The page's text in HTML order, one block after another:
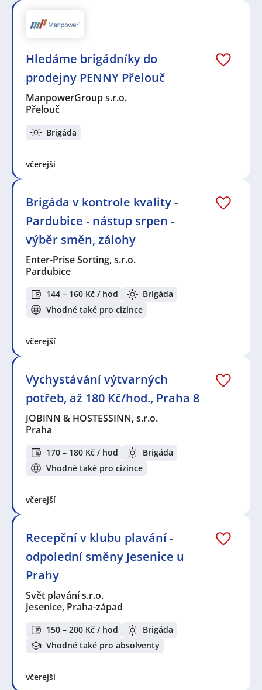
Hledáme brigádníky do
prodejny PENNY Přelouč
ManpowerGroup s.r.o.
Přelouč
Brigáda
včerejší
Brigáda v kontrole kvality -
Pardubice - nástup srpen -
výběr směn, zálohy
Enter-Prise Sorting, s.r.o.
Pardubice
144 – 160 Kč / hod
Brigáda
Vhodné také pro cizince
včerejší
Vychystávání výtvarných
potřeb, až 180 Kč/hod., Praha 8
JOBINN & HOSTESSINN, s.r.o.
Praha
170 – 180 Kč / hod
Brigáda
Vhodné také pro cizince
včerejší
Recepční v klubu plavání -
odpolední směny Jesenice u
Prahy
Svět plavání s.r.o.
Jesenice, Praha-západ
150 – 200 Kč / hod
Brigáda
Vhodné také pro absolventy
včerejší